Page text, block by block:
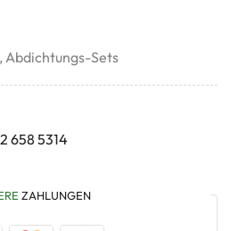
,Abdichtungs-Sets
658 5314
ZAHLUNGEN